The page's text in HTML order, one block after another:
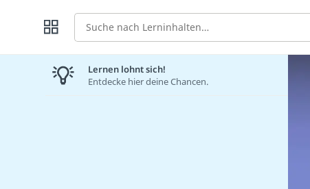
Suche
Lernen lohnt sich!
Entdecke hier deine Chancen.